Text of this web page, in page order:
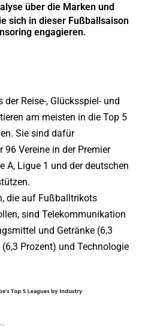
über die Marken und
sich in dieser Fußballsaison
engagieren.
der Reise-, Glücksspiel- und
am meisten in die Top 5
Sie sind dafür
96 Vereine in der Premier
A, Ligue 1 und der deutschen
die auf Fußballtrikots
sind Telekommunikation
und Getränke (6,3
Prozent) und Technologie